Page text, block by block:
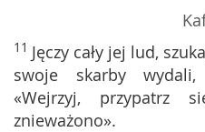
11 Jęczy cały jej lud,
swoje skarby
«Wejrzyj, przypatrz
znieważono».